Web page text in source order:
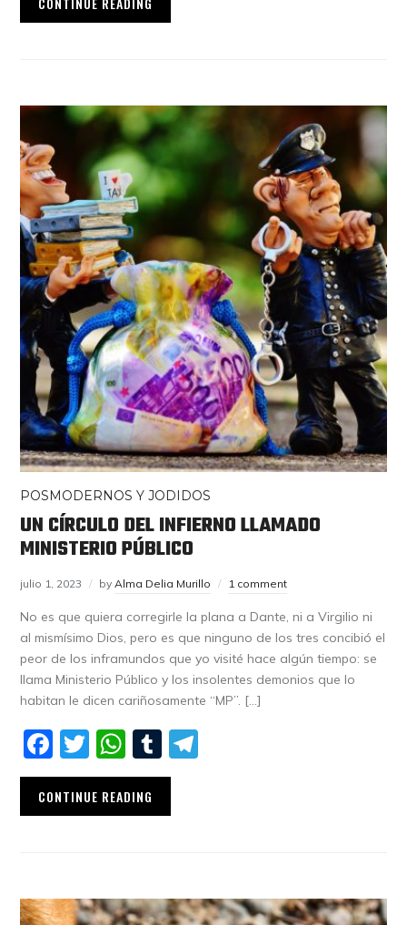
POSMODERNOS Y JODIDOS
UN CÍRCULO DEL INFIERNO LLAMADO
MINISTERIO PÚBLICO
julio 1, 2023 byAlma Delia Murillo 1 comment
No es que quiera corregirle la plana a Dante, ni a Virgilio ni
al mismísimo Dios, pero es que ninguno de los tres concibió el
peor de los inframundos que yo visité hace algún tiempo: se
llama Ministerio Público y los insolentes demonios que lo
habitan le dicen cariñosamente “MP”. […]
Facebook
Twitter
WhatsApp
Tumblr
CONTINUE READING